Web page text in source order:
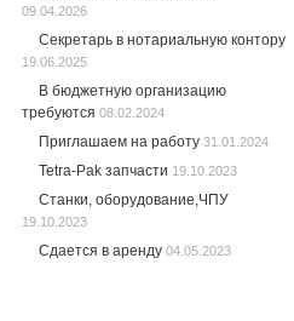
09.04.2026
Секретарь в нотариальную контору
19.06.2025
В бюджетную организацию
требуются 08.02.2024
Приглашаем на работу 31.01.2024
Tetra-Pak запчасти 19.10.2023
Станки, оборудование,ЧПУ
19.10.2023
Сдается в аренду 04.05.2023